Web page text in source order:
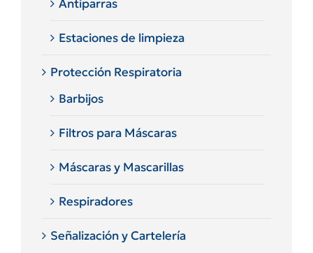
Antiparras
Estaciones de limpieza
Protección Respiratoria
Barbijos
Filtros para Máscaras
Máscaras y Mascarillas
Respiradores
Señalización y Cartelería